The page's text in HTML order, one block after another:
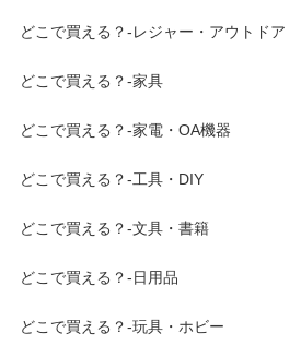
どこで買える？-レジャー・アウトドア
どこで買える？-家具
どこで買える？-家電・OA機器
どこで買える？-工具・DIY
どこで買える？-文具・書籍
どこで買える？-日用品
どこで買える？-玩具・ホビー